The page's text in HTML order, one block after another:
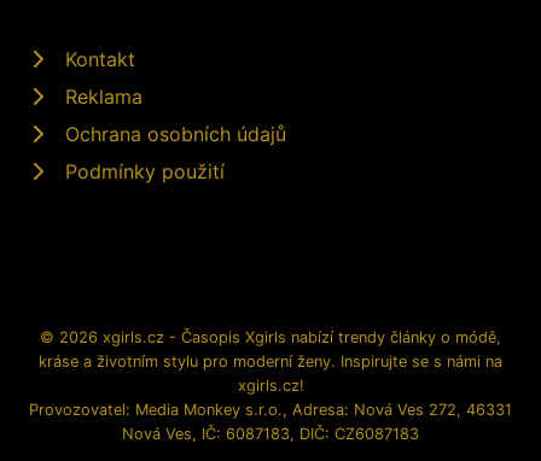
Kontakt
Reklama
Ochrana osobních údajů
Podmínky použití
© 2026 xgirls.cz - Časopis Xgirls nabízí trendy články o módě,
kráse a životním stylu pro moderní ženy. Inspirujte se s námi na
xgirls.cz!
Provozovatel: Media Monkey s.r.o., Adresa: Nová Ves 272, 46331
Nová Ves, IČ: 6087183, DIČ: CZ6087183